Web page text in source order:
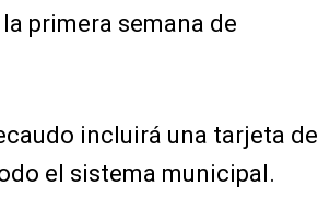
primera semana de
incluirá una tarjeta de
el sistema municipal.